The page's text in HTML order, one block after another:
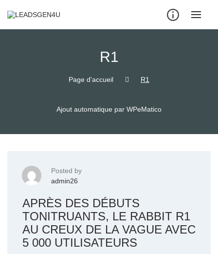
R1
Page d'accueil R1
Ajout automatique par WPeMatico
Posted by
admin26
APRÈS DES DÉBUTS
TONITRUANTS, LE RABBIT R1
AU CREUX DE LA VAGUE AVEC
5 000 UTILISATEURS